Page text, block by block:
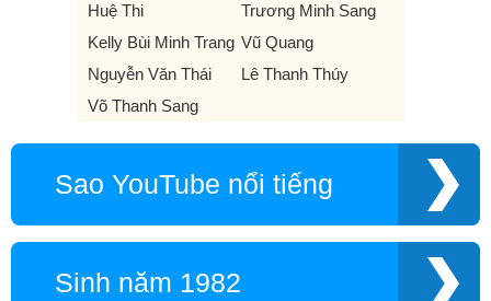
Huệ Thi
Trương Minh Sang
Kelly Bùi Minh Trang Vũ Quang
Nguyễn Văn Thái
Lê Thanh Thúy
Võ Thanh Sang
Sao YouTube nổi tiếng
Sinh năm 1982